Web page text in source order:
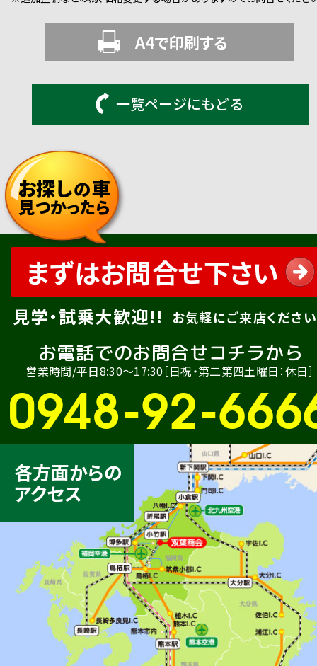
A4で印刷する
一覧ページにもどる
お探しの車
見つかったら
まずはお問合せ下さい
見学・試乗大歓迎!! お気軽にご来店ください
お電話でのお問合せコチラから
営業時間/平日8:30〜17:30［日祝・第二第四土曜日：休日］
0948-92-
各方面からの
アクセス